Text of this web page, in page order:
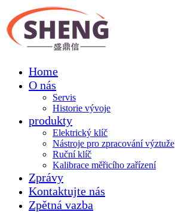
Home
O nás
Servis
Historie vývoje
produkty
Elektrický klíč
Nástroje pro zpracování výztuže
Ruční klíč
Kalibrace měřicího zařízení
Zprávy
Kontaktujte nás
Zpětná vazba